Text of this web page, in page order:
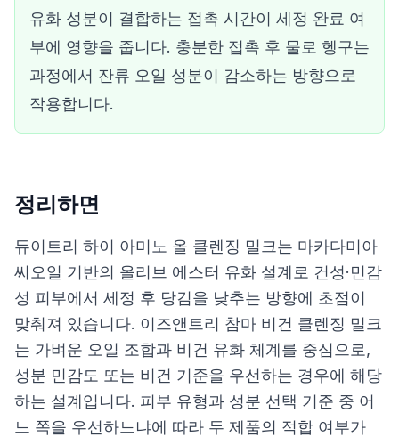
유화 성분이 결합하는 접촉 시간이 세정 완료 여
부에 영향을 줍니다. 충분한 접촉 후 물로 헹구는
과정에서 잔류 오일 성분이 감소하는 방향으로
작용합니다.
정리하면
듀이트리 하이 아미노 올 클렌징 밀크는 마카다미아
씨오일 기반의 올리브 에스터 유화 설계로 건성·민감
성 피부에서 세정 후 당김을 낮추는 방향에 초점이
맞춰져 있습니다. 이즈앤트리 참마 비건 클렌징 밀크
는 가벼운 오일 조합과 비건 유화 체계를 중심으로,
성분 민감도 또는 비건 기준을 우선하는 경우에 해당
하는 설계입니다. 피부 유형과 성분 선택 기준 중 어
느 쪽을 우선하느냐에 따라 두 제품의 적합 여부가